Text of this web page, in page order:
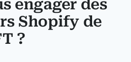
engager des
Shopify de
?